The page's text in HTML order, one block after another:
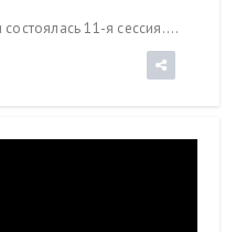
11-я сессия....